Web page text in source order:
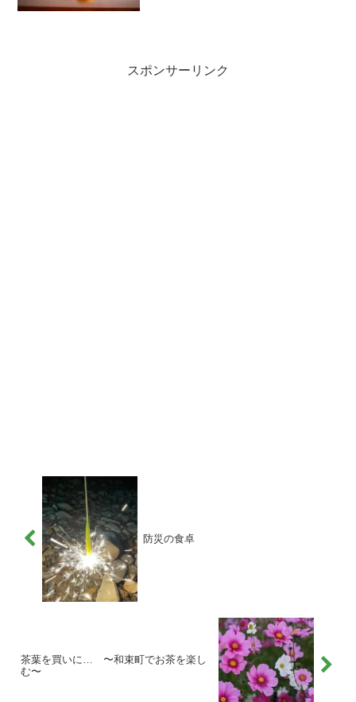
スポンサーリンク
防災の食卓
茶葉を買いに… 〜和束町でお茶を楽し
む〜